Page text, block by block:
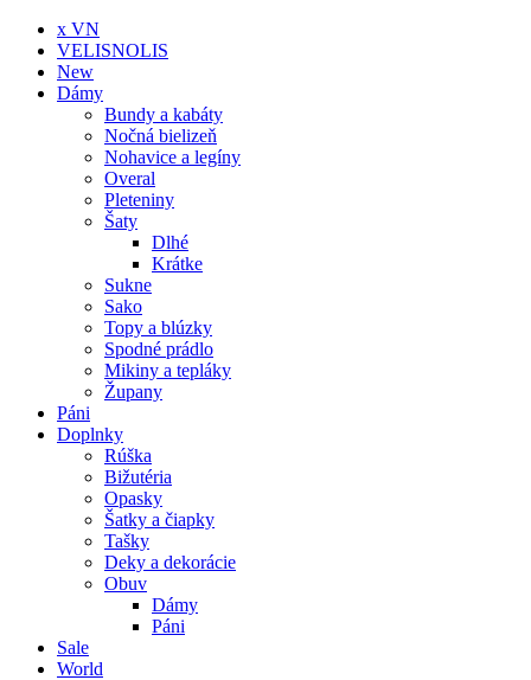
x VN
VELISNOLIS
New
Dámy
Bundy a kabáty
Nočná bielizeň
Nohavice a legíny
Overal
Pleteniny
Šaty
Dlhé
Krátke
Sukne
Sako
Topy a blúzky
Spodné prádlo
Mikiny a tepláky
Župany
Páni
Doplnky
Rúška
Bižutéria
Opasky
Šatky a čiapky
Tašky
Deky a dekorácie
Obuv
Dámy
Páni
Sale
World